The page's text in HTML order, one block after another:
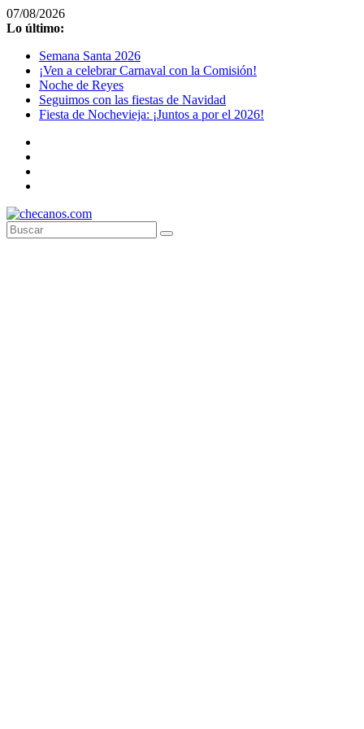
Saltar
al
07/08/2026
Lo último:
Semana Santa 2026
¡Ven a celebrar Carnaval con la Comisión!
Noche de Reyes
Seguimos con las fiestas de Navidad
Fiesta de Nochevieja: ¡Juntos a por el 2026!